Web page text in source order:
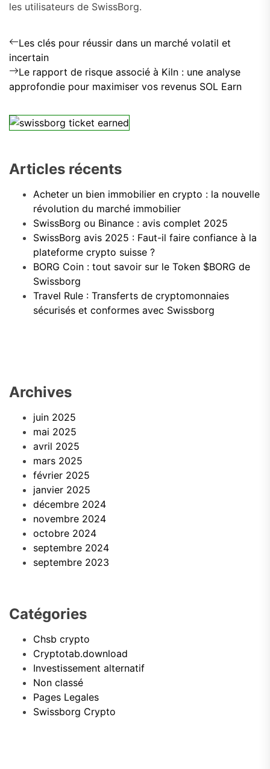
les utilisateurs de SwissBorg.
Navigation
de
l’article
Previous
post:
Les clés pour réussir dans un marché volatil et
incertain
Next
post:
Le rapport de risque associé à Kiln : une analyse
approfondie pour maximiser vos revenus SOL Earn
Articles récents
Acheter un bien immobilier en crypto : la nouvelle
révolution du marché immobilier
SwissBorg ou Binance : avis complet 2025
SwissBorg avis 2025 : Faut-il faire confiance à la
plateforme crypto suisse ?
BORG Coin : tout savoir sur le Token $BORG de
Swissborg
Travel Rule : Transferts de cryptomonnaies
sécurisés et conformes avec Swissborg
Archives
juin 2025
mai 2025
avril 2025
mars 2025
février 2025
janvier 2025
décembre 2024
novembre 2024
octobre 2024
septembre 2024
septembre 2023
Catégories
Chsb crypto
Cryptotab.download
Investissement alternatif
Non classé
Pages Legales
Swissborg Crypto